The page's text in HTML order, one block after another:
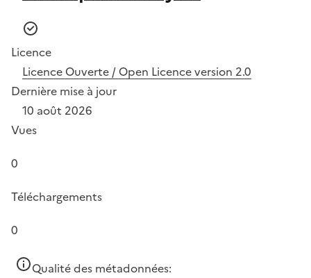
Licence
Licence Ouverte / Open Licence version 2.0
Dernière mise à jour
10 août 2026
Vues
0
Téléchargements
0
Qualité des métadonnées: